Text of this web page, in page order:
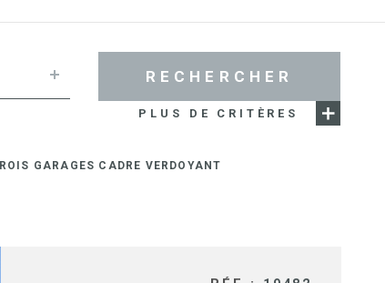
VENTE
PLUS DE CRITÈRES
RECHERCHER
GARAGES CADRE VERDOYANT